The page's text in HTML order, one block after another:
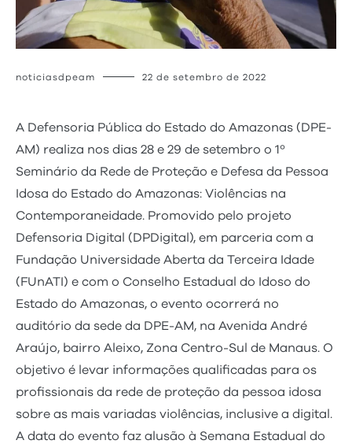
noticiasdpeam 22 de setembro de 2022
A Defensoria Pública do Estado do Amazonas (DPE-
AM) realiza nos dias 28 e 29 de setembro o 1º
Seminário da Rede de Proteção e Defesa da Pessoa
Idosa do Estado do Amazonas: Violências na
Contemporaneidade. Promovido pelo projeto
Defensoria Digital (DPDigital), em parceria com a
Fundação Universidade Aberta da Terceira Idade
(FUnATI) e com o Conselho Estadual do Idoso do
Estado do Amazonas, o evento ocorrerá no
auditório da sede da DPE-AM, na Avenida André
Araújo, bairro Aleixo, Zona Centro-Sul de Manaus. O
objetivo é levar informações qualificadas para os
profissionais da rede de proteção da pessoa idosa
sobre as mais variadas violências, inclusive a digital.
A data do evento faz alusão à Semana Estadual do